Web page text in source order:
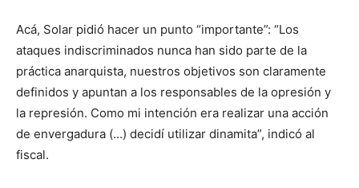
Acá, Solar pidió hacer un punto “importante”: “Los
ataques indiscriminados nunca han sido parte de la
práctica anarquista, nuestros objetivos son claramente
definidos y apuntan a los responsables de la opresión y
la represión. Como mi intención era realizar una acción
de envergadura (…) decidí utilizar dinamita”, indicó al
fiscal.